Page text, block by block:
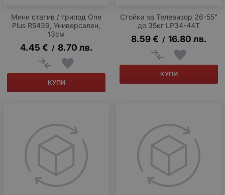
Мини статив / трипод One
Plus R5439, Универсален,
13см
4.45 € / 8.70 лв.
КУПИ
Стойка за Телевизор 26-55"
до 35кг LP34-44T
8.59 € / 16.80 лв.
КУПИ